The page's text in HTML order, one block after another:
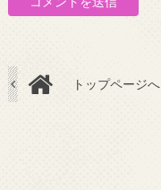
トップページへ